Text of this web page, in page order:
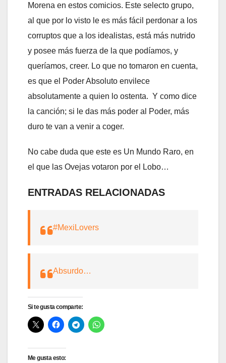
Morena en estos comicios. Este selecto grupo,
al que por lo visto le es más fácil perdonar a los
corruptos que a los idealistas, está más nutrido
y posee más fuerza de la que podíamos, y
queríamos, creer. Lo que no tomaron en cuenta,
es que el Poder Absoluto envilece
absolutamente a quien lo ostenta. Y como dice
la canción; si le das más poder al Poder, más
duro te van a venir a coger.
No cabe duda que este es Un Mundo Raro, en
el que las Ovejas votaron por el Lobo…
ENTRADAS RELACIONADAS
#MexiLovers
Absurdo…
Si te gusta comparte:
Me gusta esto: